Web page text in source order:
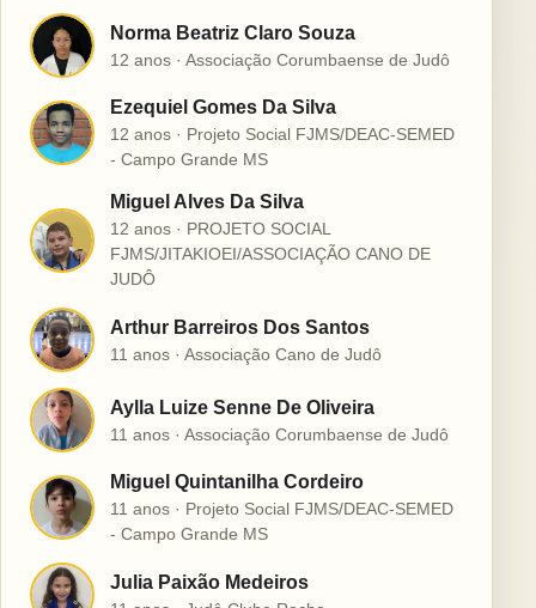
N Norma Beatriz Claro Souza
12 anos · Associação Corumbaense de Judô
E
Ezequiel Gomes Da Silva
12 anos · Projeto Social FJMS/DEAC-SEMED
- Campo Grande MS
M
Miguel Alves Da Silva
12 anos · PROJETO SOCIAL
FJMS/JITAKIOEI/ASSOCIAÇÃO CANO DE
JUDÔ
A Arthur Barreiros Dos Santos
11 anos · Associação Cano de Judô
A Aylla Luize Senne De Oliveira
11 anos · Associação Corumbaense de Judô
M
Miguel Quintanilha Cordeiro
11 anos · Projeto Social FJMS/DEAC-SEMED
- Campo Grande MS
J Julia Paixão Medeiros